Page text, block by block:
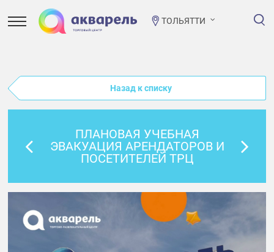
ТОЛЬЯТТИ
Назад к списку
ПЛАНОВАЯ УЧЕБНАЯ
ЭВАКУАЦИЯ АРЕНДАТОРОВ И
ПОСЕТИТЕЛЕЙ ТРЦ